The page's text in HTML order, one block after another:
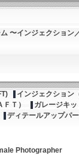
〜インジェクション
インジェクション
Ｔ） ガレージキッ
ディテールアップパ
Photographer